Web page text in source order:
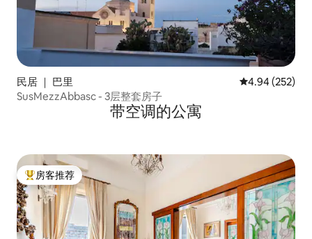
民居 ｜ 巴里 平均评分 4.94
4.94 (252)
SusMezzAbbasc - 3层整套房子
带空调的公寓
热门「房客推荐」
房客推荐